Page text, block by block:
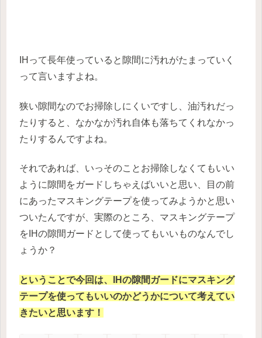
IHって長年使っていると隙間に汚れがたまっていく
って言いますよね。
狭い隙間なのでお掃除しにくいですし、油汚れだっ
たりすると、なかなか汚れ自体も落ちてくれなかっ
たりするんですよね。
それであれば、いっそのことお掃除しなくてもいい
ように隙間をガードしちゃえばいいと思い、目の前
にあったマスキングテープを使ってみようかと思い
ついたんですが、実際のところ、マスキングテープ
をIHの隙間ガードとして使ってもいいものなんでし
ょうか？
ということで今回は、IHの隙間ガードにマスキング
テープを使ってもいいのかどうかについて考えてい
きたいと思います！